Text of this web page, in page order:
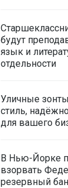
будут
язык и
отдельности
Уличные
стиль,
для вашего
В Нью-Йорке
взорвать
резервный